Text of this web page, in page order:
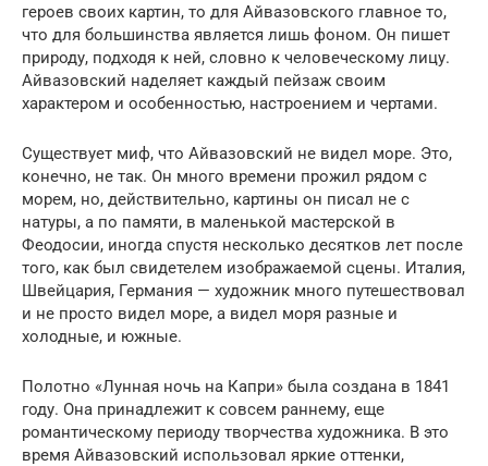
героев своих картин, то для Айвазовского главное то,
что для большинства является лишь фоном. Он пишет
природу, подходя к ней, словно к человеческому лицу.
Айвазовский наделяет каждый пейзаж своим
характером и особенностью, настроением и чертами.
Существует миф, что Айвазовский не видел море. Это,
конечно, не так. Он много времени прожил рядом с
морем, но, действительно, картины он писал не с
натуры, а по памяти, в маленькой мастерской в
Феодосии, иногда спустя несколько десятков лет после
того, как был свидетелем изображаемой сцены. Италия,
Швейцария, Германия — художник много путешествовал
и не просто видел море, а видел моря разные и
холодные, и южные.
Полотно «Лунная ночь на Капри» была создана в 1841
году. Она принадлежит к совсем раннему, еще
романтическому периоду творчества художника. В это
время Айвазовский использовал яркие оттенки,